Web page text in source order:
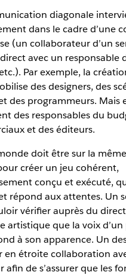
diagonale
dans le cadre d’une
(un collaborateur d’un
avec un responsable
Par exemple, la
des designers, des
des programmeurs. Mais
des responsables du
et des éditeurs.
doit être sur la
créer un jeu cohérent,
conçu et exécuté,
répond aux attentes. Un
vérifier auprès du
artistique que la voix
à son apparence. Un
en étroite collaboration
afin de s’assurer que les